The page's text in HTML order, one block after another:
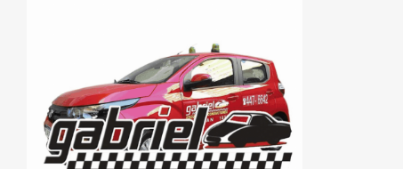
Mauricio Pochettino
renovó contrato con la
selección de Estados
Unidos hasta 2030
08/08/2026